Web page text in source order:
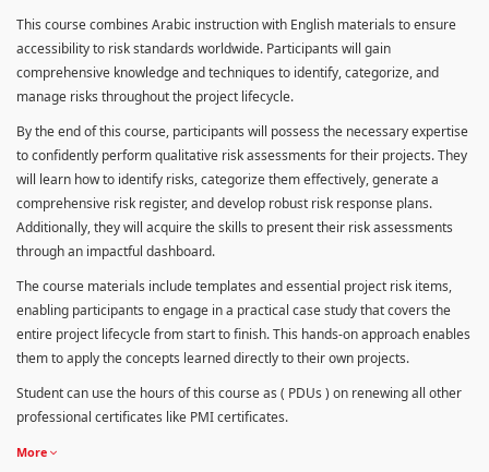
This course combines Arabic instruction with English materials to ensure
accessibility to risk standards worldwide. Participants will gain
comprehensive knowledge and techniques to identify, categorize, and
manage risks throughout the project lifecycle.
By the end of this course, participants will possess the necessary expertise
to confidently perform qualitative risk assessments for their projects. They
will learn how to identify risks, categorize them effectively, generate a
comprehensive risk register, and develop robust risk response plans.
Additionally, they will acquire the skills to present their risk assessments
through an impactful dashboard.
The course materials include templates and essential project risk items,
enabling participants to engage in a practical case study that covers the
entire project lifecycle from start to finish. This hands-on approach enables
them to apply the concepts learned directly to their own projects.
Student can use the hours of this course as ( PDUs ) on renewing all other
professional certificates like PMI certificates.
More